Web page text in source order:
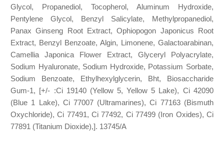
Glycol, Propanediol, Tocopherol, Aluminum Hydroxide,
Pentylene Glycol, Benzyl Salicylate, Methylpropanediol,
Panax Ginseng Root Extract, Ophiopogon Japonicus Root
Extract, Benzyl Benzoate, Algin, Limonene, Galactoarabinan,
Camellia Japonica Flower Extract, Glyceryl Polyacrylate,
Sodium Hyaluronate, Sodium Hydroxide, Potassium Sorbate,
Sodium Benzoate, Ethylhexylglycerin, Bht, Biosaccharide
Gum-1, [+/- :Ci 19140 (Yellow 5, Yellow 5 Lake), Ci 42090
(Blue 1 Lake), Ci 77007 (Ultramarines), Ci 77163 (Bismuth
Oxychloride), Ci 77491, Ci 77492, Ci 77499 (Iron Oxides), Ci
77891 (Titanium Dioxide),]. 13745/A